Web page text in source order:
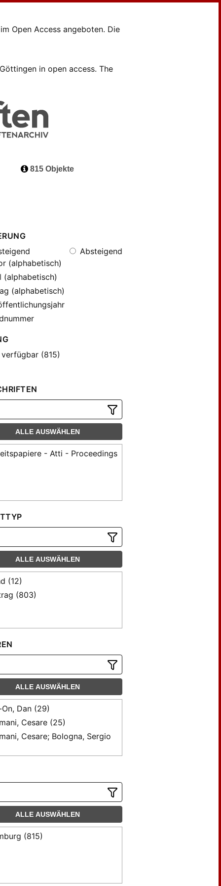
Open Access angeboten. Die
in open access. The
815 Objekte
Absteigend
(alphabetisch)
(alphabetisch)
(alphabetisch)
verfügbar (815)
ALLE AUSWÄHLEN
- Atti - Proceedings
ALLE AUSWÄHLEN
(12)
(803)
ALLE AUSWÄHLEN
On, Dan (29)
Cesare (25)
Cesare; Bologna, Sergio
Peter R. (39)
Peter (25)
Henry (27)
Leo (21)
Sheldon H. (53)
ALLE AUSWÄHLEN
(815)